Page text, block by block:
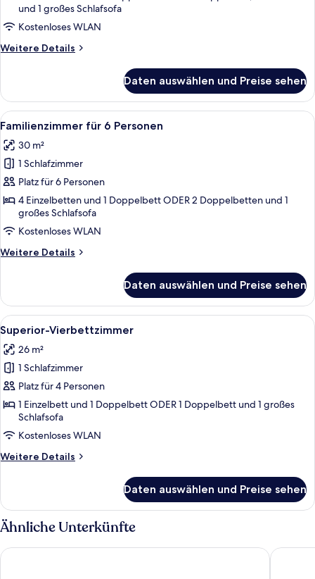
Personen
anzeigen
und 1 großes Schlafsofa
Kostenloses WLAN
Weitere Details
Weitere
für
Personen
Daten auswählen und Preise sehen
Alle
Fotos
für
Familienzimmer
für
6
Personen
anzeigen
Ein Zimmer mit einem Bett, einer
8
Familienzimmer für 6 Personen
30 m²
1 Schlafzimmer
Platz für 6 Personen
4 Einzelbetten und 1 Doppelbett ODER 2 Doppelbetten und 1
großes Schlafsofa
Kostenloses WLAN
Weitere Details
Weitere
für
6
Personen
Daten auswählen und Preise sehen
Alle
Fotos
für
Superior-
Vierbettzimmer
anzeigen
Ein modernes Hotelzimmer mit
11
Superior-Vierbettzimmer
26 m²
1 Schlafzimmer
Platz für 4 Personen
1 Einzelbett und 1 Doppelbett ODER 1 Doppelbett und 1 großes
Schlafsofa
Kostenloses WLAN
Weitere Details
Weitere
Vierbettzimmer
Daten auswählen und Preise sehen
Ähnliche Unterkünfte
Gasthof Hotel zum Ochsen